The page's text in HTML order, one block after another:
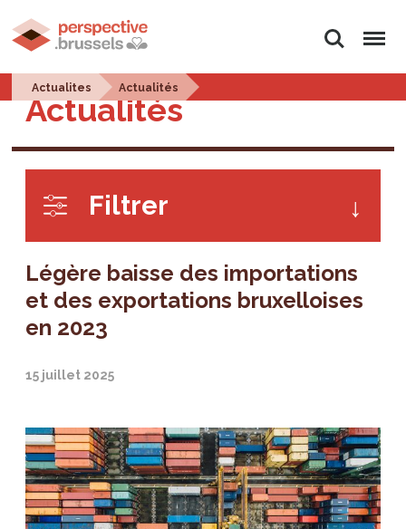
Rechercher
Menu
Actualites Actualités
Actualités
Filtrer
Légère baisse des importations
et des exportations bruxelloises
en 2023
15 juillet 2025